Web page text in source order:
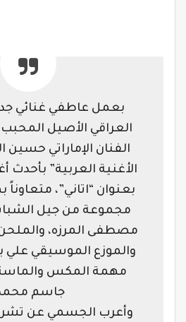
بعمل عاطفي غنائي
العراقي الأصيل المحبب
الفنان الإماراتي
الأغنية العربية” بأحدث
بعنوان “اتاني”، متعاوناً
مجموعة من جيل
مصطفى المرزه،
والموزع الموسيقي علي
مهمة المكس
جاسم
وأعرب الجسمي عن